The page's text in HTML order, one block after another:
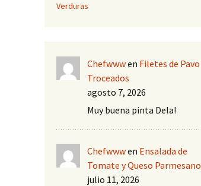
Verduras
Chefwwwen Filetes de Pavo
Troceados
agosto 7, 2026
Muy buena pinta Dela!
Chefwwwen Ensalada de
Tomate y Queso Parmesano
julio 11, 2026